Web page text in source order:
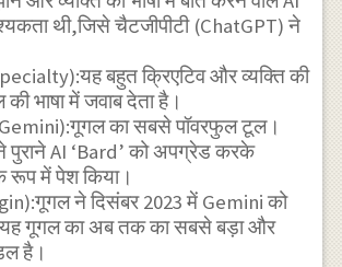
थी,जिसे चैटजीपीटी (ChatGPT) ने
बहुत क्रिएटिव और व्यक्ति की
भाषा में जवाब देता है।
का सबसे पॉवरफुल टूल।
AI ‘Bard’ को अपग्रेड करके
रूप में पेश किया।
ने दिसंबर 2023 में Gemini को
गूगल का अब तक का सबसे बड़ा और
है।